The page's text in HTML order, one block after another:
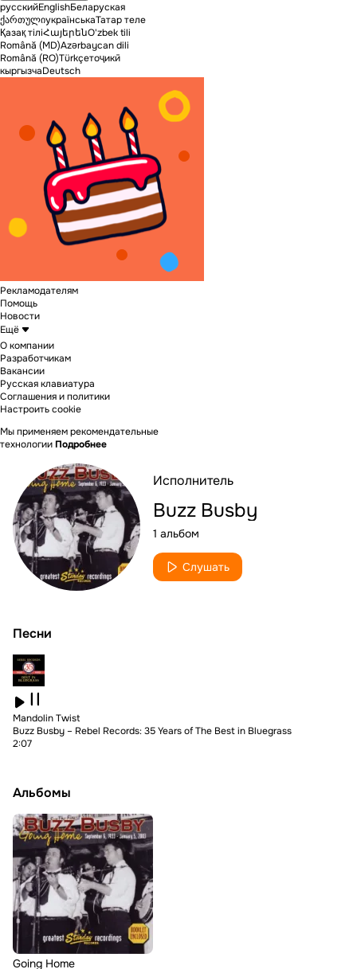
русскийEnglishБеларуская
ქართულიукраїнськаТатар теле
Қазақ тіліՀայերենO'zbek tili
Română (MD)Azərbaycan dili
Română (RO)Türkçeтоҷикӣ
кыргызчаDeutsch
Рекламодателям
Помощь
Новости
Ещё
О компании
Разработчикам
Вакансии
Русская клавиатура
Соглашения и политики
Настроить cookie
Мы применяем рекомендательные
технологииПодробнее
Исполнитель
Buzz Busby
1 альбом
Слушать
Песни
Mandolin Twist
Buzz Busby– Rebel Records: 35 Years of The Best in Bluegrass
2:07
Альбомы
Going Home